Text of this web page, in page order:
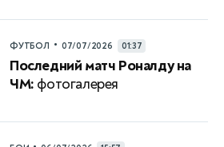
ФУТБОЛ • 07/07/2026 01:37
Последний матч Роналду на
ЧМ: фотогалерея